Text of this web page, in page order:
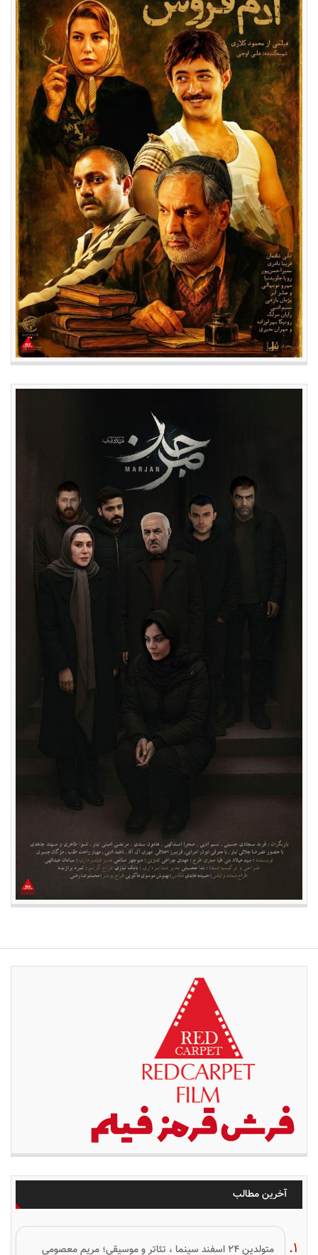
آخرین مطالب
متولدین ۲۴ اسفند سینما ، تئاتر و موسیقی؛ مریم معصومی